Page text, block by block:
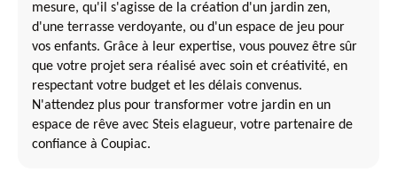
mesure, qu'il s'agisse de la création d'un jardin zen,
d'une terrasse verdoyante, ou d'un espace de jeu pour
vos enfants. Grâce à leur expertise, vous pouvez être sûr
que votre projet sera réalisé avec soin et créativité, en
respectant votre budget et les délais convenus.
N'attendez plus pour transformer votre jardin en un
espace de rêve avec Steis elagueur, votre partenaire de
confiance à Coupiac.